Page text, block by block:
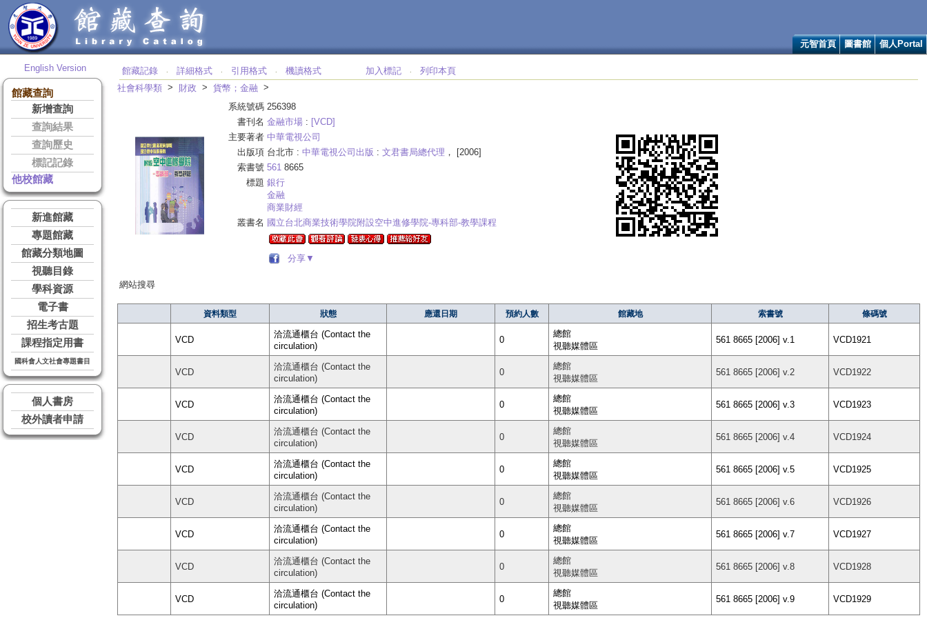
元智首頁 圖書館 個人Portal
English Version
館藏查詢
新增查詢
查詢結果
查詢歷史
標記記錄
他校館藏
新進館藏
專題館藏
館藏分類地圖
視聽目錄
學科資源
電子書
招生考古題
課程指定用書
國科會人文社會專題書目
個人書房
校外讀者申請
館藏記錄 ‧ 詳細格式 ‧ 引用格式 ‧ 機讀格式 加入標記 ‧
列印本頁
社會科學類 > 財政 > 貨幣；金融 >
系統號碼 256398
書刊名 金融市場 : [VCD]
主要著者 中華電視公司
出版項 台北市 : 中華電視公司出版 : 文君書局總代理 ， [2006]
索書號 561 8665
標題 銀行
金融
商業財經
叢書名 國立台北商業技術學院附設空中進修學院-專科部-教學課程
分享▼
網站搜尋
資料類型 狀態 應還日期 預約人數 館藏地 索書號 條碼號
VCD
洽流通櫃台 (Contact the
circulation)
0
總館
視聽媒體區
561 8665 [2006] v.1 VCD1921
VCD
洽流通櫃台 (Contact the
circulation)
0
總館
視聽媒體區
561 8665 [2006] v.2 VCD1922
VCD
洽流通櫃台 (Contact the
circulation)
0
總館
視聽媒體區
561 8665 [2006] v.3 VCD1923
VCD
洽流通櫃台 (Contact the
circulation)
0
總館
視聽媒體區
561 8665 [2006] v.4 VCD1924
VCD
洽流通櫃台 (Contact the
circulation)
0
總館
視聽媒體區
561 8665 [2006] v.5 VCD1925
VCD
洽流通櫃台 (Contact the
circulation)
0
總館
視聽媒體區
561 8665 [2006] v.6 VCD1926
VCD
洽流通櫃台 (Contact the
circulation)
0
總館
視聽媒體區
561 8665 [2006] v.7 VCD1927
VCD
洽流通櫃台 (Contact the
circulation)
0
總館
視聽媒體區
561 8665 [2006] v.8 VCD1928
VCD
洽流通櫃台 (Contact the
circulation)
0
總館
視聽媒體區
561 8665 [2006] v.9 VCD1929